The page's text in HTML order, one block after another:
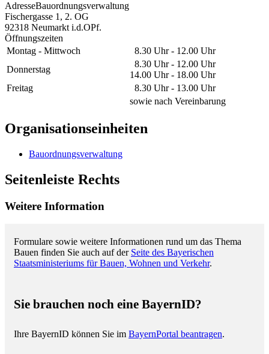
AdresseBauordnungsverwaltung
Fischergasse 1, 2. OG
92318 Neumarkt i.d.OPf.
Öffnungszeiten
Montag - Mittwoch
8.30 Uhr - 12.00 Uhr
Donnerstag
8.30 Uhr - 12.00 Uhr
14.00 Uhr - 18.00 Uhr
Freitag
8.30 Uhr - 13.00 Uhr
sowie nach Vereinbarung
Organisationseinheiten
Bauordnungsverwaltung
Seitenleiste Rechts
Weitere Information
Formulare sowie weitere Informationen rund um das Thema
Bauen finden Sie auch auf der Seite des Bayerischen
Staatsministeriums für Bauen, Wohnen und Verkehr.
Sie brauchen noch eine BayernID?
Ihre BayernID können Sie im BayernPortal beantragen.